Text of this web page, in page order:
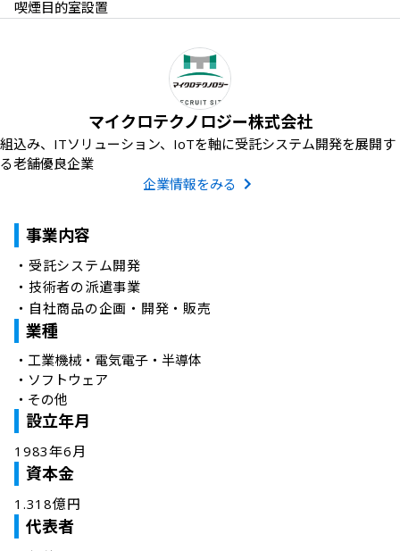
喫煙目的室設置
マイクロテクノロジー株式会社
組込み、ITソリューション、IoTを軸に受託システム開発を展開す
る老舗優良企業
企業情報をみる
事業内容
・受託システム開発
・技術者の派遣事業
・自社商品の企画・開発・販売
業種
・ 工業機械・電気電子・半導体
・ ソフトウェア
・ その他
設立年月
1983年6月
資本金
1.318億円
代表者